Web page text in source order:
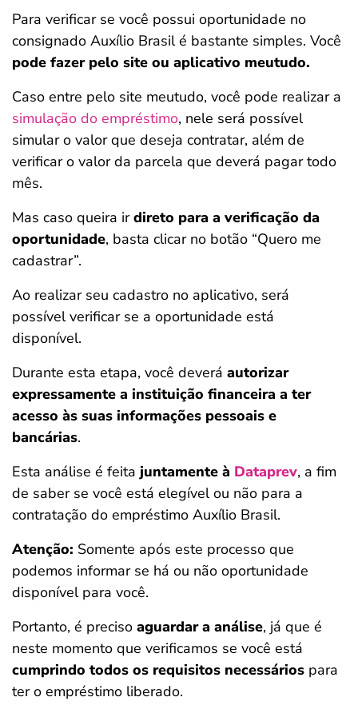
Para verificar se você possui oportunidade no
consignado Auxílio Brasil é bastante simples. Você
pode fazer pelo site ou aplicativo meutudo.
Caso entre pelo site meutudo, você pode realizar a
simulação do empréstimo, nele será possível
simular o valor que deseja contratar, além de
verificar o valor da parcela que deverá pagar todo
mês.
Mas caso queira irdireto para a verificação da
oportunidade, basta clicar no botão “Quero me
cadastrar”.
Ao realizar seu cadastro no aplicativo, será
possível verificar se a oportunidade está
disponível.
Durante esta etapa, você deverá autorizar
expressamente a instituição financeira a ter
acesso às suas informações pessoais e
bancárias.
Esta análise é feita juntamente à Dataprev, a fim
de saber se você está elegível ou não para a
contratação do empréstimo Auxílio Brasil.
Atenção: Somente após este processo que
podemos informar se há ou não oportunidade
disponível para você.
Portanto, é preciso aguardar a análise, já que é
neste momento que verificamos se você está
cumprindo todos os requisitos necessários para
ter o empréstimo liberado.